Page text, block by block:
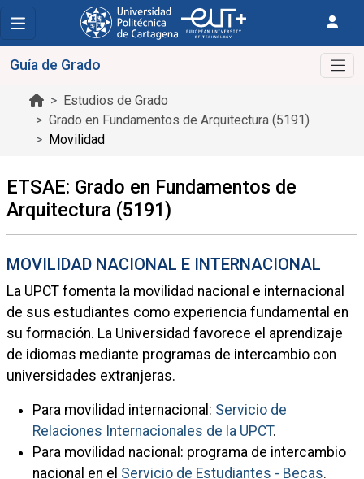
Estudios de Grado
Grado en Fundamentos de Arquitectura (5191)
Movilidad
Guía de Grado
ETSAE: Grado en Fundamentos de
Arquitectura (5191)
MOVILIDAD NACIONAL E INTERNACIONAL
La UPCT fomenta la movilidad nacional e internacional
de sus estudiantes como experiencia fundamental en
su formación. La Universidad favorece el aprendizaje
de idiomas mediante programas de intercambio con
universidades extranjeras.
Para movilidad internacional: Servicio de
Relaciones Internacionales de la UPCT.
Para movilidad nacional: programa de intercambio
nacional en el Servicio de Estudiantes - Becas.